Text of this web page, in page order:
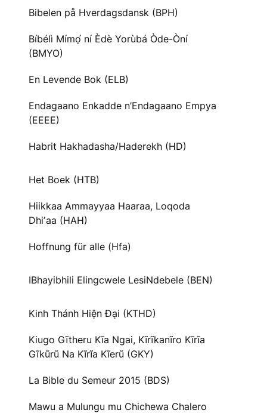
Bibelen på Hverdagsdansk (BPH)
Bíbélì Mímọ́ ní Èdè Yorùbá Òde-Òní
(BMYO)
En Levende Bok (ELB)
Endagaano Enkadde n’Endagaano Empya
(EEEE)
Habrit Hakhadasha/Haderekh (HD)
Het Boek (HTB)
Hiikkaa Ammayyaa Haaraa, Loqoda
Dhiʼaa (HAH)
Hoffnung für alle (Hfa)
IBhayibhili Elingcwele LesiNdebele (BEN)
Kinh Thánh Hiện Đại (KTHD)
Kiugo Gĩtheru Kĩa Ngai, Kĩrĩkanĩro Kĩrĩa
Gĩkũrũ Na Kĩrĩa Kĩerũ (GKY)
La Bible du Semeur 2015 (BDS)
Mawu a Mulungu mu Chichewa Chalero